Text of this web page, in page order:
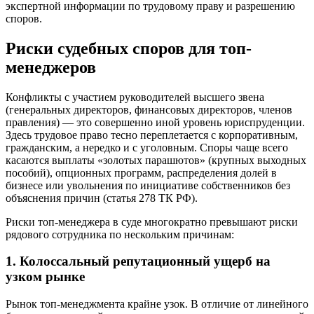
экспертной информации по трудовому праву и разрешению
споров.
Риски судебных споров для топ-
менеджеров
Конфликты с участием руководителей высшего звена
(генеральных директоров, финансовых директоров, членов
правления) — это совершенно иной уровень юриспруденции.
Здесь трудовое право тесно переплетается с корпоративным,
гражданским, а нередко и с уголовным. Споры чаще всего
касаются выплаты «золотых парашютов» (крупных выходных
пособий), опционных программ, распределения долей в
бизнесе или увольнения по инициативе собственников без
объяснения причин (статья 278 ТК РФ).
Риски топ-менеджера в суде многократно превышают риски
рядового сотрудника по нескольким причинам:
1. Колоссальный репутационный ущерб на
узком рынке
Рынок топ-менеджмента крайне узок. В отличие от линейного